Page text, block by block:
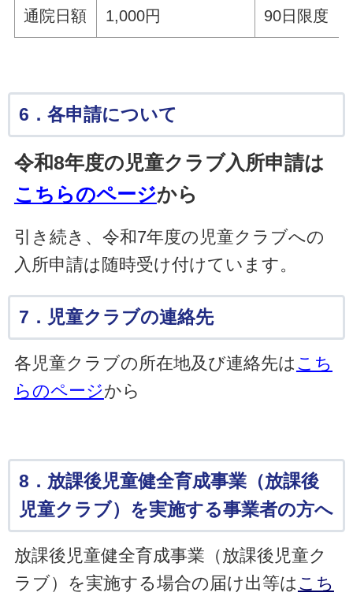
通院日額 1,000円 90日限度
6．各申請について
令和8年度の児童クラブ入所申請は
こちらのページから
引き続き、令和7年度の児童クラブへの
入所申請は随時受け付けています。
7．児童クラブの連絡先
各児童クラブの所在地及び連絡先は こち
らのページから
8．放課後児童健全育成事業（放課後
児童クラブ）を実施する事業者の方へ
放課後児童健全育成事業（放課後児童ク
ラブ）を実施する場合の届け出等は こち